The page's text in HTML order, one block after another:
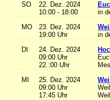
SO
22. Dez. 2024
10:00 - 18:00
in
MO
23. Dez. 2024
19:00 Uhr
in
DI
24. Dez. 2024
09:00 Uhr
22.:00 Uhr
MI
25. Dez. 2024
09:00 Uhr
17:45 Uhr